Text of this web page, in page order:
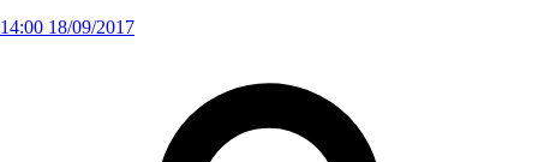
14:00 18/09/2017